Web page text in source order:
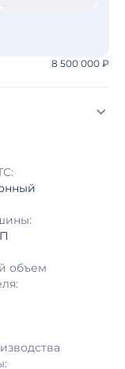
8 500 000 ₽
МСК
20:20 МСК
Область
объем